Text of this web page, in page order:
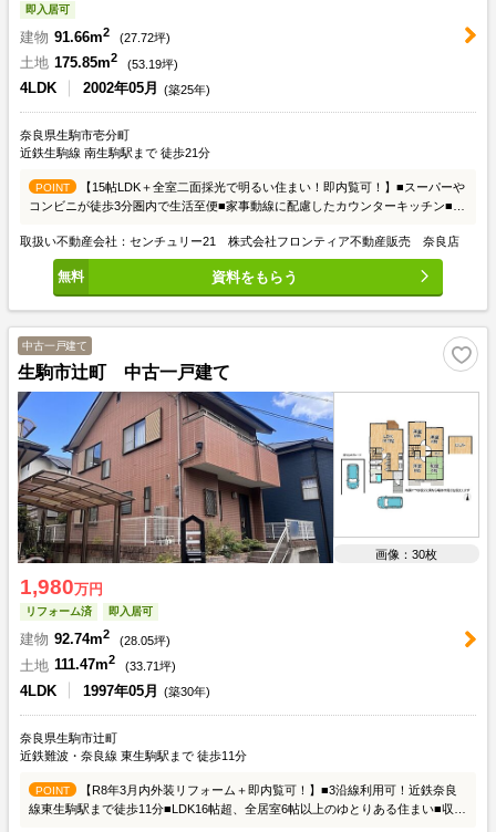
即入居可
建物 91.66m2 (27.72坪)
土地 175.85m2 (53.19坪)
4LDK 2002年05月 (築25年)
奈良県生駒市壱分町
近鉄生駒線 南生駒駅まで 徒歩21分
POINT
【15帖LDK＋全室二面採光で明るい住まい！即内覧可！】■スーパーや
コンビニが徒歩3分圏内で生活至便■家事動線に配慮したカウンターキッチン■壱
取扱い不動産会社：センチュリー21 株式会社フロンティア不動産販売 奈良店
資料をもらう
中古一戸建て
生駒市辻町 中古一戸建て
画像：30枚
1,980万円
リフォーム済 即入居可
建物 92.74m2 (28.05坪)
土地 111.47m2 (33.71 坪)
4LDK 1997年05月 (築30年)
奈良県生駒市辻町
近鉄難波・奈良線 東生駒駅まで 徒歩11分
POINT
【R8年3月内外装リフォーム＋即内覧可！】■3沿線利用可！近鉄奈良
線東生駒駅まで徒歩11分■LDK16帖超、全居室6帖以上のゆとりある住まい■収納